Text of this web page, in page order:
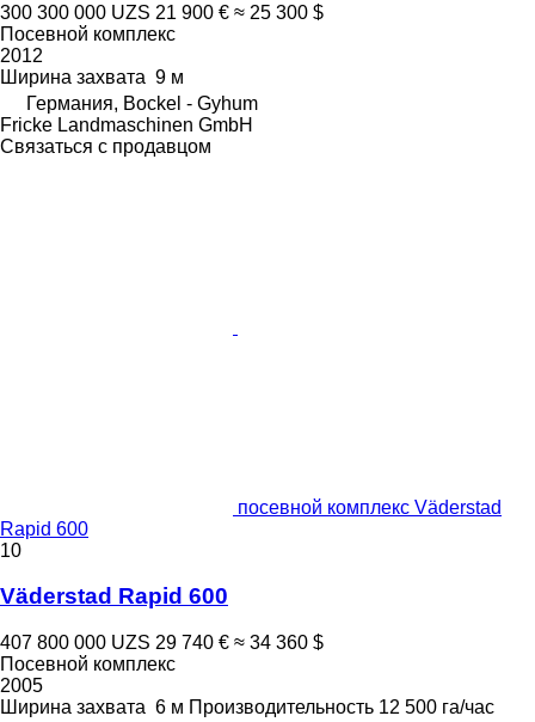
300 300 000 UZS 21 900 € ≈ 25 300 $
Посевной комплекс
2012
Ширина захвата 9 м
Германия, Bockel - Gyhum
Fricke Landmaschinen GmbH
Связаться с продавцом
посевной комплекс Väderstad
Rapid 600
10
Väderstad Rapid 600
407 800 000 UZS 29 740 € ≈ 34 360 $
Посевной комплекс
2005
Ширина захвата 6 м Производительность 12 500 га/час